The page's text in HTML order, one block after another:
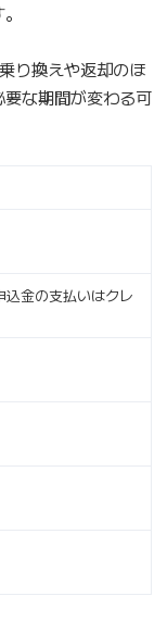
り換えや返却のほ
な期間が変わる可
金の支払いはクレ